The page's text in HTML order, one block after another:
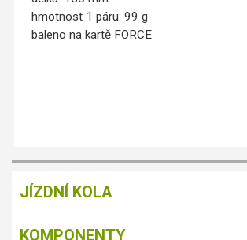
hmotnost 1 páru: 99 g
baleno na kartě FORCE
JÍZDNÍ KOLA
KOMPONENTY